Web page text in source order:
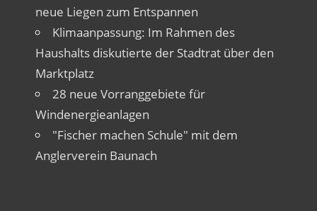
neue Liegen zum Entspannen
Klimaanpassung: Im Rahmen des
Haushalts diskutierte der Stadtrat über den
Marktplatz
28 neue Vorranggebiete für
Windenergieanlagen
"Fischer machen Schule" mit dem
Anglerverein Baunach